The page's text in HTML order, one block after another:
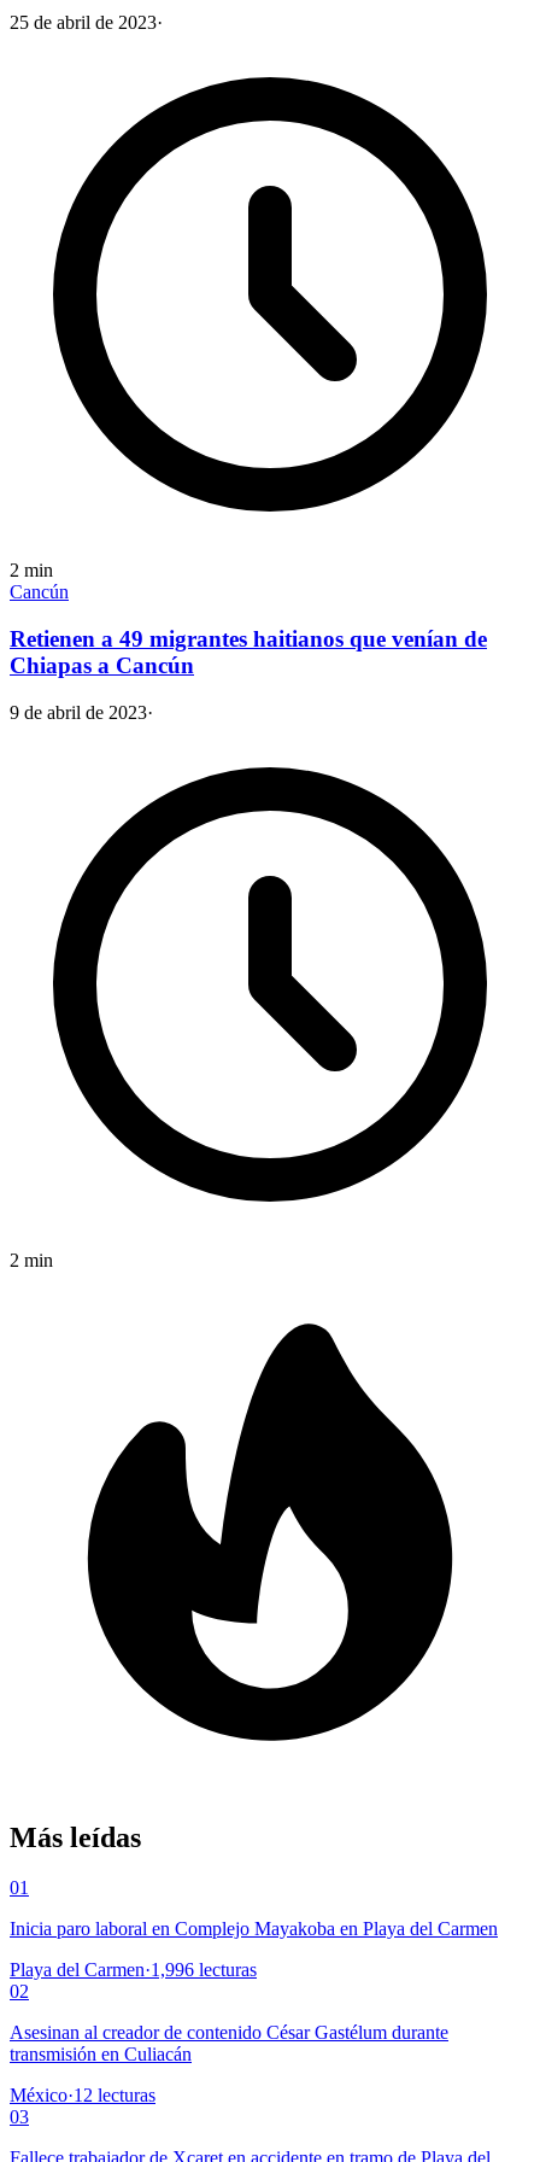
25 de abril de 2023·
2 min
Cancún
Retienen a 49 migrantes haitianos que venían de
Chiapas a Cancún
9 de abril de 2023·
2 min
Más leídas
01
Inicia paro laboral en Complejo Mayakoba en Playa del Carmen
Playa del Carmen·1,996 lecturas
02
Asesinan al creador de contenido César Gastélum durante
transmisión en Culiacán
México·12 lecturas
03